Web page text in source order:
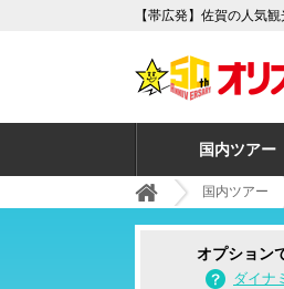
【帯広発】佐賀の人気
国内ツアー
国内ツアー
オプション
ダイナ